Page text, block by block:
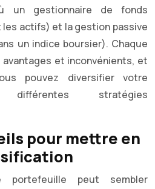
un gestionnaire de fonds
actifs) et la gestion passive
un indice boursier). Chaque
avantages et inconvénients, et
pouvez diversifier votre
stratégies
pour mettre en
portefeuille peut sembler